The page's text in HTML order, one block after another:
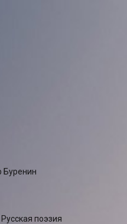
Русская поэзия